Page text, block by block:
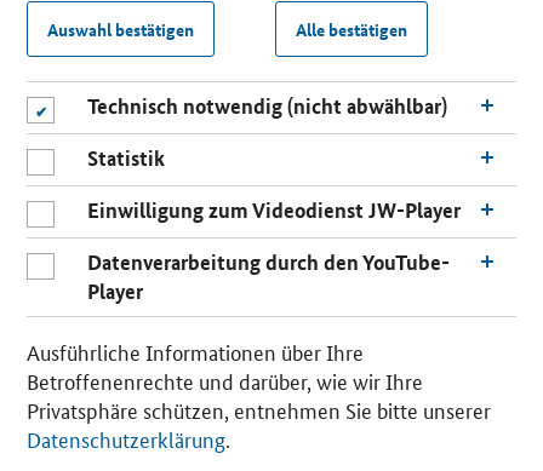
Auswahl bestätigen Alle bestätigen
Technisch notwendig (nicht abwählbar)
Statistik
Einwilligung zum Videodienst JW-Player
Datenverarbeitung durch den YouTube-
Player
Ausführliche Informationen über Ihre
Betroffenenrechte und darüber, wie wir Ihre
Privatsphäre schützen, entnehmen Sie bitte unserer
Datenschutzerklärung.